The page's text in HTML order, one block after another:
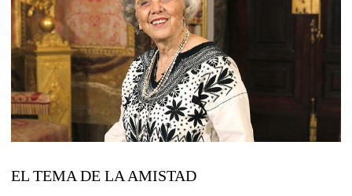
EL TEMA DE LA AMISTAD